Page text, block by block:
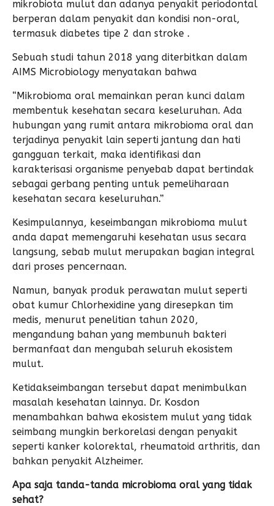
mikrobiota mulut dan adanya penyakit periodontal
berperan dalam penyakit dan kondisi non-oral,
termasuk diabetes tipe 2 dan stroke .
Sebuah studi tahun 2018 yang diterbitkan dalam
AIMS Microbiology menyatakan bahwa
“Mikrobioma oral memainkan peran kunci dalam
membentuk kesehatan secara keseluruhan. Ada
hubungan yang rumit antara mikrobioma oral dan
terjadinya penyakit lain seperti jantung dan hati
gangguan terkait, maka identifikasi dan
karakterisasi organisme penyebab dapat bertindak
sebagai gerbang penting untuk pemeliharaan
kesehatan secara keseluruhan.”
Kesimpulannya, keseimbangan mikrobioma mulut
anda dapat memengaruhi kesehatan usus secara
langsung, sebab mulut merupakan bagian integral
dari proses pencernaan.
Namun, banyak produk perawatan mulut seperti
obat kumur Chlorhexidine yang diresepkan tim
medis, menurut penelitian tahun 2020,
mengandung bahan yang membunuh bakteri
bermanfaat dan mengubah seluruh ekosistem
mulut.
Ketidakseimbangan tersebut dapat menimbulkan
masalah kesehatan lainnya. Dr. Kosdon
menambahkan bahwa ekosistem mulut yang tidak
seimbang mungkin berkorelasi dengan penyakit
seperti kanker kolorektal, rheumatoid arthritis, dan
bahkan penyakit Alzheimer.
Apa saja tanda-tanda microbioma oral yang tidak
sehat?